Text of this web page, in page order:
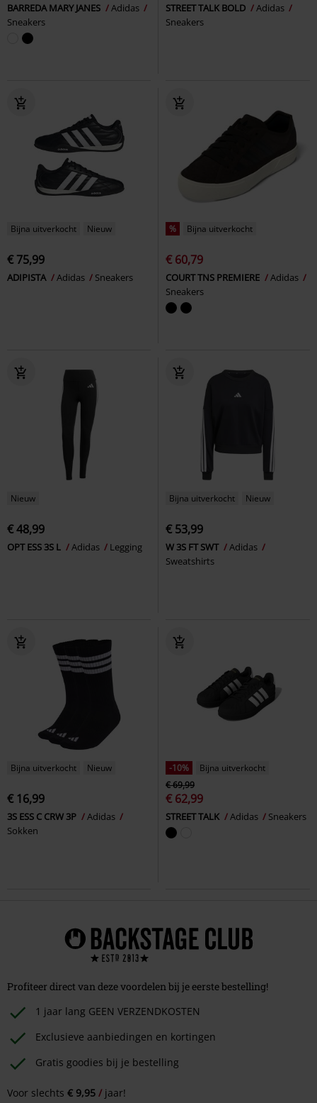
BARREDA MARY JANES
Adidas
Sneakers
STREET TALK BOLD
Adidas
Sneakers
Bijna uitverkocht Nieuw
€ 75,99
ADIPISTA Adidas Sneakers
% Bijna uitverkocht
€ 60,79
COURT TNS PREMIERE
Adidas
Sneakers
Nieuw
€ 48,99
OPT ESS 3S L Adidas Legging
Bijna uitverkocht Nieuw
€ 53,99
W 3S FT SWT
Adidas
Sweatshirts
Bijna uitverkocht Nieuw
€ 16,99
3S ESS C CRW 3P
Adidas
Sokken
-10%
Bijna uitverkocht
€ 69,99
€ 62,99
STREET TALK Adidas Sneakers
Profiteer direct van deze voordelen bij je eerste bestelling!
1 jaar lang GEEN VERZENDKOSTEN
Exclusieve aanbiedingen en kortingen
Gratis goodies bij je bestelling
Voor slechts € 9,95 jaar!